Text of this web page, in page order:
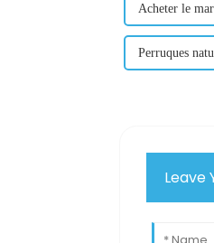
Acheter le
Perruques
Leave